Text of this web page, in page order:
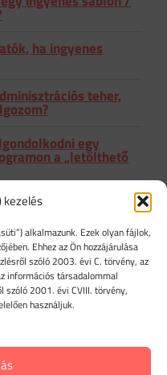
kezelés
alkalmazunk. Ezek olyan fájlok,
Ehhez az Ön hozzájárulása
szóló 2003. évi C. törvény, az
információs társadalommal
szóló 2001. évi CVIII. törvény,
használjuk.
ha ingyenes
teher,
egy
a „letölthető
oldalak